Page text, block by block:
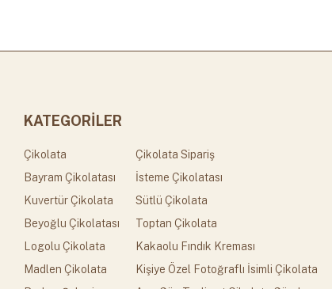
KATEGORİLER
Çikolata
Çikolata Sipariş
Bayram Çikolatası
İsteme Çikolatası
Kuvertür Çikolata
Sütlü Çikolata
Beyoğlu Çikolatası
Toptan Çikolata
Logolu Çikolata
Kakaolu Fındık Kreması
Madlen Çikolata
Kişiye Özel Fotoğraflı İsimli Çikolata